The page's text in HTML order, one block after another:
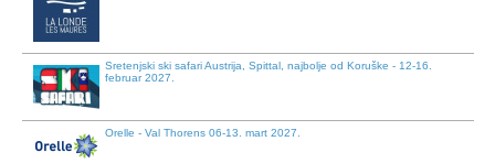
Orelle - Val Thorens 06-13. mart 2027.
Saint François Longchamp i Valmorel 02-09. januar 2027 - skijanje u